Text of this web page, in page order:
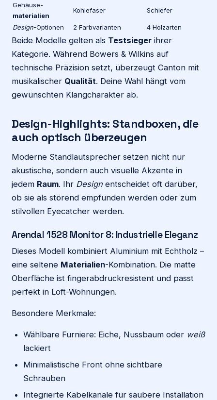
Gehäuse-
materialien
Kohlefaser Schiefer
Design-Optionen 2 Farbvarianten 4 Holzarten
Beide Modelle gelten als Testsieger ihrer
Kategorie. Während Bowers & Wilkins auf
technische Präzision setzt, überzeugt Canton mit
musikalischer Qualität. Deine Wahl hängt vom
gewünschten Klangcharakter ab.
Design-Highlights: Standboxen, die
auch optisch überzeugen
Moderne Standlautsprecher setzen nicht nur
akustische, sondern auch visuelle Akzente in
jedem Raum. Ihr Design entscheidet oft darüber,
ob sie als störend empfunden werden oder zum
stilvollen Eyecatcher werden.
Arendal 1528 Monitor 8: Industrielle Eleganz
Dieses Modell kombiniert Aluminium mit Echtholz –
eine seltene Materialien-Kombination. Die matte
Oberfläche ist fingerabdruckresistent und passt
perfekt in Loft-Wohnungen.
Besondere Merkmale:
Wählbare Furniere: Eiche, Nussbaum oder weiß
lackiert
Minimalistische Front ohne sichtbare
Schrauben
Integrierte Kabelkanäle für saubere Installation